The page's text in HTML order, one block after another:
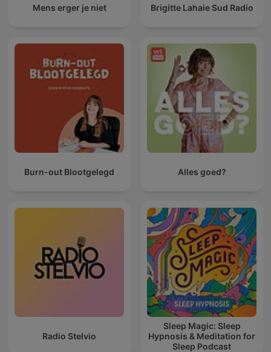
Mens erger je niet Brigitte Lahaie Sud Radio
Burn-out Blootgelegd Alles goed?
Radio Stelvio
Sleep Magic: Sleep
Hypnosis & Meditation for
Sleep Podcast